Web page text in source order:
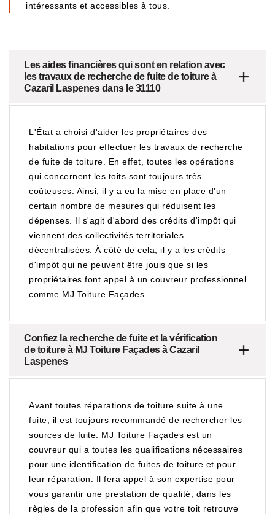
intéressants et accessibles à tous.
Les aides financières qui sont en relation avec
les travaux de recherche de fuite de toiture à
Cazaril Laspenes dans le 31110
L'État a choisi d'aider les propriétaires des
habitations pour effectuer les travaux de recherche
de fuite de toiture. En effet, toutes les opérations
qui concernent les toits sont toujours très
coûteuses. Ainsi, il y a eu la mise en place d'un
certain nombre de mesures qui réduisent les
dépenses. Il s'agit d'abord des crédits d'impôt qui
viennent des collectivités territoriales
décentralisées. À côté de cela, il y a les crédits
d'impôt qui ne peuvent être jouis que si les
propriétaires font appel à un couvreur professionnel
comme MJ Toiture Façades.
Confiez la recherche de fuite et la vérification
de toiture à MJ Toiture Façades à Cazaril
Laspenes
Avant toutes réparations de toiture suite à une
fuite, il est toujours recommandé de rechercher les
sources de fuite. MJ Toiture Façades est un
couvreur qui a toutes les qualifications nécessaires
pour une identification de fuites de toiture et pour
leur réparation. Il fera appel à son expertise pour
vous garantir une prestation de qualité, dans les
règles de la profession afin que votre toit retrouve